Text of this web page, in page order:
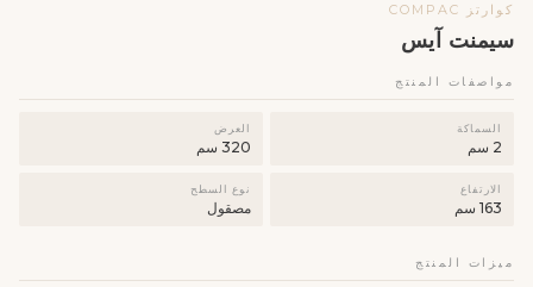
كوارتز COMPAC
سيمنت آيس
مواصفات المنتج
السماكة
2 سم
العرض
320 سم
الارتفاع
163 سم
نوع السطح
مصقول
ميزات المنتج